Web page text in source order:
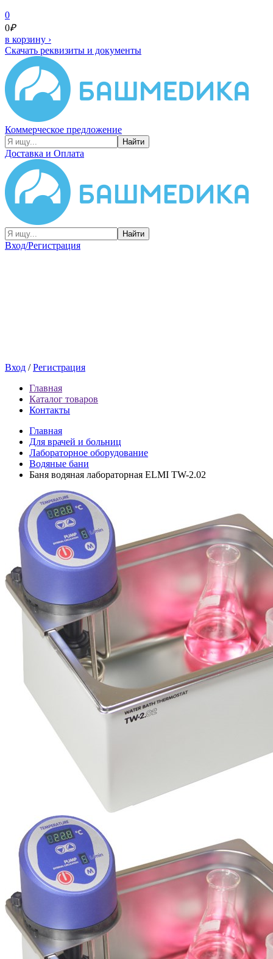
0
0₽
в корзину ›
Скачать реквизиты и документы
Коммерческое предложение
Найти
Доставка и Оплата
Найти
Вход/Регистрация
Вход /Регистрация
Главная
Каталог товаров
Контакты
Главная
Для врачей и больниц
Лабораторное оборудование
Водяные бани
Баня водяная лабораторная ELMI TW-2.02